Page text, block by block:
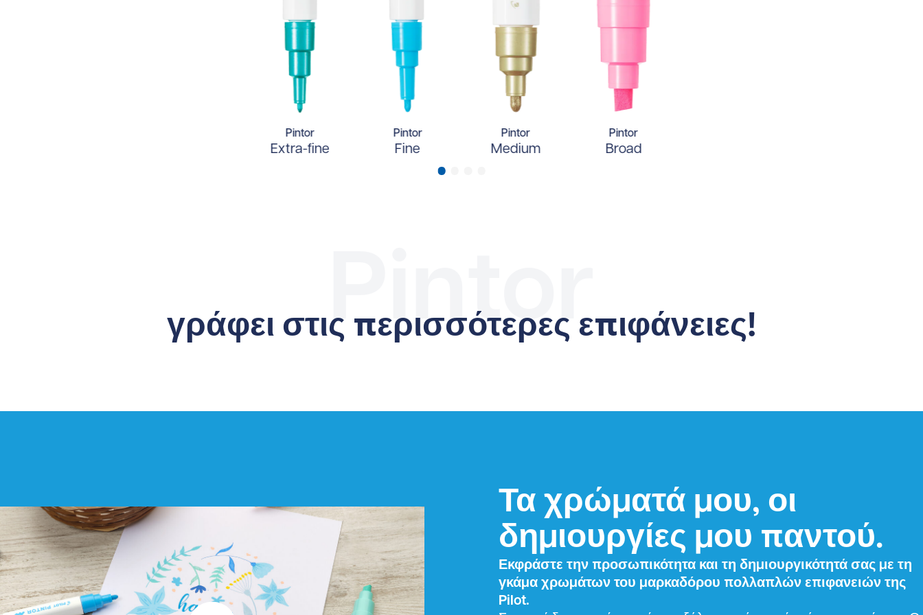
Pintor
Extra-fine
Pintor
Fine
Pintor
Medium
Pintor
Broad
Pintor
γράφει στις περισσότερες επιφάνειες!
Τα χρώματά μου, οι
δημιουργίες μου παντού.
Εκφράστε την προσωπικότητα και τη δημιουργικότητά σας με τη
γκάμα χρωμάτων του μαρκαδόρου πολλαπλών επιφανειών της
Pilot.